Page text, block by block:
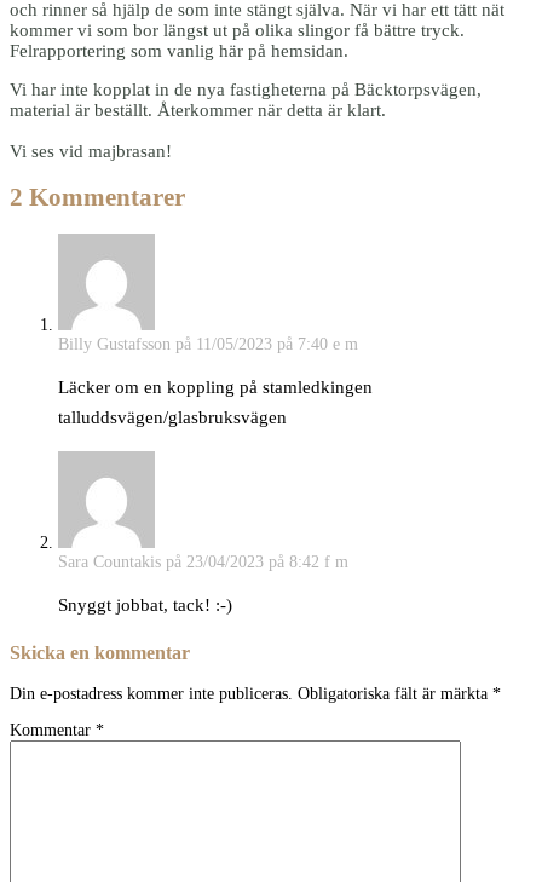
och rinner så hjälp de som inte stängt själva. När vi har ett tätt nät
kommer vi som bor längst ut på olika slingor få bättre tryck.
Felrapportering som vanlig här på hemsidan.
Vi har inte kopplat in de nya fastigheterna på Bäcktorpsvägen,
material är beställt. Återkommer när detta är klart.
Vi ses vid majbrasan!
2 Kommentarer
Billy Gustafsson på 11/05/2023 på 7:40 e m
Läcker om en koppling på stamledkingen
talluddsvägen/glasbruksvägen
Sara Countakis på 23/04/2023 på 8:42 f m
Snyggt jobbat, tack! :-)
Skicka en kommentar
Din e-postadress kommer inte publiceras. Obligatoriska fält är märkta *
Kommentar *